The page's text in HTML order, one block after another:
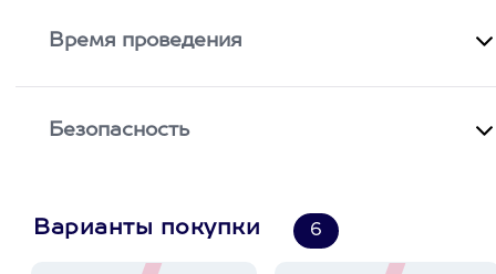
Время проведения
Безопасность
Варианты покупки 6